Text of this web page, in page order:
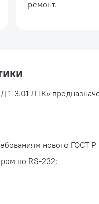
ремонт.
3.01 ЛТК»
нового ГОСТ
по RS-232;